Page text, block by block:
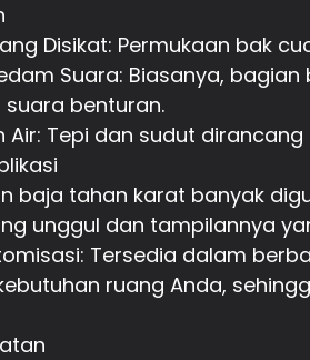
Disikat: Permukaan bak
Suara: Biasanya,
benturan.
Air: Tepi dan sudut
baja tahan karat banyak
unggul dan tampilannya
Tersedia dalam
ruang Anda,